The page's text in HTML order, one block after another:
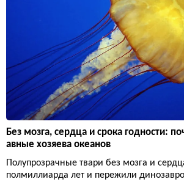
Без мозга, сердца и срока годности:
авные хозяева океанов
Полупрозрачные твари без мозга и
полмиллиарда лет и пережили